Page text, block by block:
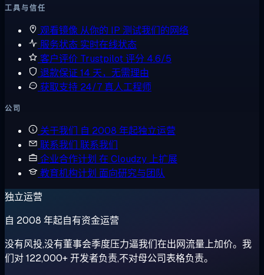
工具与信任
观看镜像 从你的 IP 测试我们的网络
服务状态 实时在线状态
客户评价 Trustpilot 评分 4.6/5
退款保证 14 天，无需理由
获取支持 24/7 真人工程师
公司
关于我们 自 2008 年起独立运营
联系我们 联系我们
企业合作计划 在 Cloudzy 上扩展
教育机构计划 面向研究与团队
独立运营
自 2008 年起自有资金运营
没有风投,没有董事会季度压力逼我们在出网流量上加价。我
们对 122,000+ 开发者负责,不对母公司表格负责。